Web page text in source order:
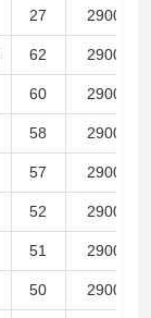
27 2900
62 2900
60 2900
58 2900
57 2900
52 2900
51 2900
50 2900